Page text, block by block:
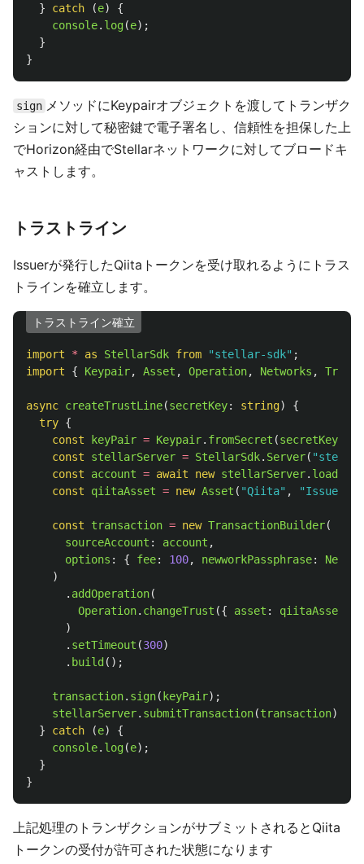
}
catch (e)
{
console. log(e);
}
}
sign メソッドにKeypairオブジェクトを渡してトランザク
ションに対して秘密鍵で電子署名し、信頼性を担保した上
でHorizon経由でStellarネットワークに対してブロードキ
ャストします。
トラストライン
Issuerが発行したQiitaトークンを受け取れるようにトラス
トラインを確立します。
トラストライン確立
import * as StellarSdk from "stellar-sdk" ;
import
{ Keypair, Asset , Operation, Networks ,
async createTrustLine(secretKey: string)
{
try {
const
keyPair = Keypair. fromSecret (secretKey
const
stellarServer = StellarSdk. Server( "stellar
const
account = await new stellarServer.
const
qiitaAsset = new Asset ( "Qiita" , "Issuerの
const transaction = new TransactionBuilder(
sourceAccount : account ,
options : { fee: 100, newworkPassphrase:
)
. addOperation(
Operation. changeTrust ({ asset : qiitaAsset
)
. setTimeout (300)
. build ();
transaction. sign( keyPair);
stellarServer. submitTransaction(transaction);
}
catch (e)
{
console. log(e);
}
}
上記処理のトランザクションがサブミットされるとQiita
トークンの受付が許可された状態になります